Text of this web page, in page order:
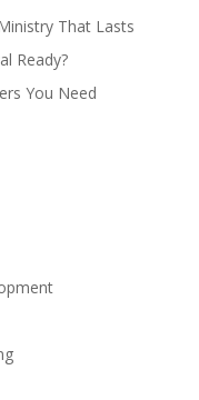
That Lasts
Ready?
You Need